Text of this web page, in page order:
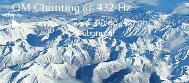
S'abonner
OM Chanting @ 432 Hz
00:00/00:00